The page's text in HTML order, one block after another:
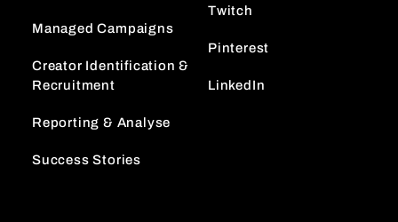
Managed Campaigns
Creator Identification &
Recruitment
Reporting & Analyse
Success Stories
Twitch
Pinterest
LinkedIn